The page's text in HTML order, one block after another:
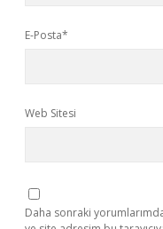
E-Posta*
Web Sitesi
Daha sonraki